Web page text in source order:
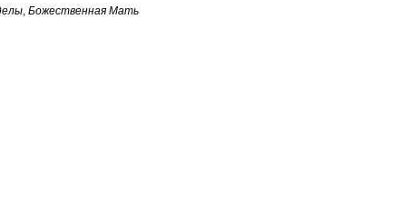
, Божественная Мать